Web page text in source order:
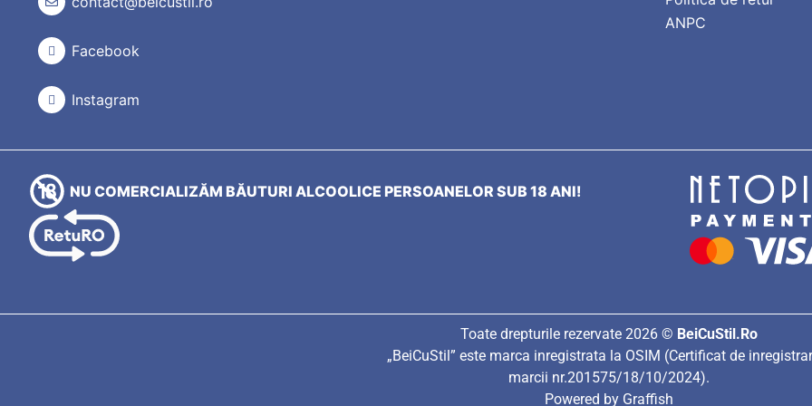
Facebook
Instagram
ANPC
NU COMERCIALIZĂM BĂUTURI ALCOOLICE PERSOANELOR SUB 18 ANI!
Toate drepturile rezervate 2026 © BeiCuStil.Ro
„BeiCuStil” este marca inregistrata la OSIM (Certificat de
marcii nr.201575/18/10/2024).
Powered by Graffish